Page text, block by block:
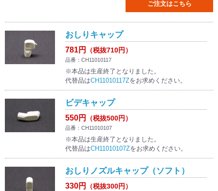
ご注文はこちら
おしりキャップ
781円 （税抜710円）
品番：CH11010117
※本品は生産終了となりました。
代替品はCH11010117Zをお求めください。
ビデキャップ
550円 （税抜500円）
品番：CH11010107
※本品は生産終了となりました。
代替品はCH11010107Zをお求めください。
おしりノズルキャップ（ソフト）
330円 （税抜300円）